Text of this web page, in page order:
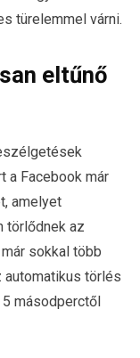
türelemmel várni.
eltűnő
a Facebook már
amelyet
törlődnek az
sokkal több
automatikus törlés
másodperctől